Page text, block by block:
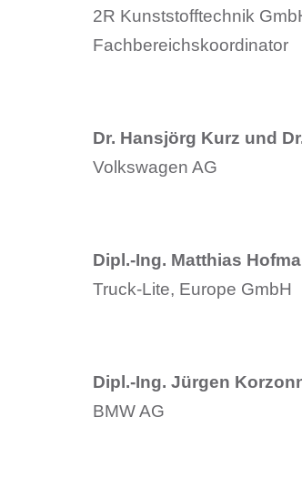
2R Kunststofftechnik
Fachbereichskoordinator
Dr. Hansjörg Kurz und
Volkswagen AG
Dipl.-Ing. Matthias
Truck-Lite, Europe GmbH
Dipl.-Ing. Jürgen
BMW AG